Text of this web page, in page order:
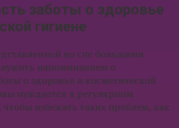
заботы о здоровье
гигиене
во сне большими
напоминанием о
о здоровье и косметической
нуждается в регулярном
избежать таких проблем, как